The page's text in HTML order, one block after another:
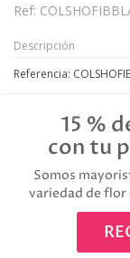
15 %
con tu
Somos
variedad de
Ref:
Descripción
Referencia:
Avísame cuando